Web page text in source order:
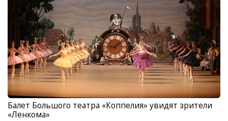
Балет Большого театра «Коппелия» увидят зрители
«Ленкома»